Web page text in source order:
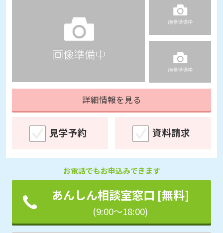
詳細情報を見る
見学予約 資料請求
お電話でもお申込みできます
あんしん相談室窓口 [無料]
(9:00～18:00)